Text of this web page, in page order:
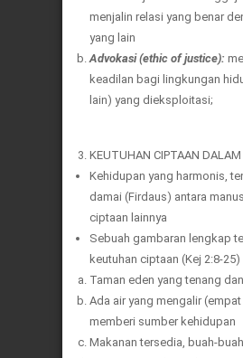
menjalin relasi yang benar
yang lain
Advokasi (ethic of justice):
keadilan bagi lingkungan
lain) yang dieksploitasi;
KEUTUHAN CIPTAAN
Kehidupan yang harmonis,
damai (Firdaus) antara
ciptaan lainnya
Sebuah gambaran lengkap
keutuhan ciptaan (Kej 2:8-25)
Taman eden yang tenang
Ada air yang mengalir
memberi sumber kehidupan
Makanan tersedia, buah-